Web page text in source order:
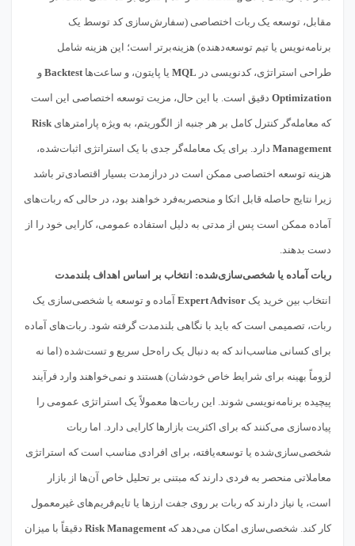
مقابل، توسعه یک ربات اختصاصی (سفارش‌سازی کد توسط یک
برنامه‌نویس یا تیم توسعه‌دهنده) هزینه‌برتر است؛ این هزینه شامل
طراحی استراتژی، کدنویسی در MQL یا پایتون، و ساعت‌هاBacktest و
Optimization دقیق است. با این حال، مزیت توسعه اختصاصی این است
که معامله‌گر کنترل کامل بر هر جنبه از الگوریتم، به ویژه پارامترهای Risk
Management دارد. برای یک معامله‌گر جدی با یک استراتژی اثبات‌شده،
هزینه توسعه اختصاصی ممکن است در درازمدت بسیار اقتصادی‌تر باشد
زیرا نتایج حاصله قابل اتکا و منحصربه‌فرد خواهند بود، در حالی که ربات‌های
آماده ممکن است پس از مدتی به دلیل استفاده عمومی، کارایی خود را از
دست بدهند.
ربات آماده یا شخصی‌سازی‌شده: انتخاب بر اساس اهداف بلندمدت
انتخاب بین خرید یک Expert Advisor آماده و توسعه یا شخصی‌سازی یک
ربات، تصمیمی است که باید با نگاهی بلندمدت گرفته شود. ربات‌های آماده
برای کسانی مناسب‌اند که به دنبال یک راه‌حل سریع و تست‌شده (اما نه
لزوماً بهینه برای شرایط خاص خودشان) هستند و نمی‌خواهند وارد فرآیند
پیچیده برنامه‌نویسی شوند. این ربات‌ها معمولاً یک استراتژی عمومی را
پیاده‌سازی می‌کنند که برای اکثریت بازارها کارایی دارد. اما ربات
شخصی‌سازی‌شده یا توسعه‌یافته، برای افرادی مناسب است که استراتژی
معاملاتی منحصر به فردی دارند که مبتنی بر تحلیل خاص آن‌ها از بازار
است، یا نیاز دارند که ربات بر روی جفت ارزها یا تایم‌فریم‌های غیرمعمول
کار کند. شخصی‌سازی امکان می‌دهد کهRisk Management دقیقاً با میزان